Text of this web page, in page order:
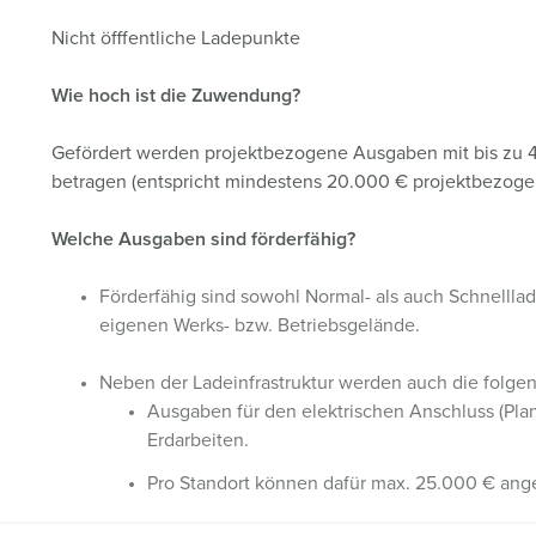
Nicht öfffentliche Ladepunkte
Wie hoch ist die Zuwendung?
Gefördert werden projektbezogene Ausgaben mit bis zu
betragen (entspricht mindestens 20.000 €
Welche Ausgaben sind förderfähig?
Förderfähig sind sowohl Normal- als auch
eigenen Werks- bzw. Betriebsgelände.
Neben der Ladeinfrastruktur werden auch die
Ausgaben für den elektrischen Anschluss
Erdarbeiten.
Pro Standort können dafür max. 25.000 €